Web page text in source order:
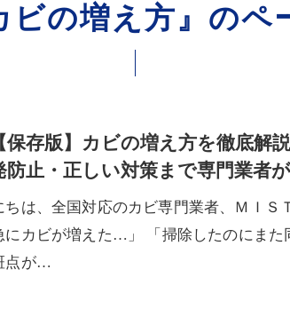
ビの増え方』のペ
保存版】カビの増え方を徹底解
防止・正しい対策まで専門業者
ちは、全国対応のカビ専門業者、ＭＩ
にカビが増えた…」 「掃除したのにま
点が…